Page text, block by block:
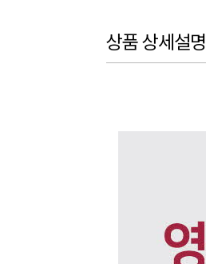
상품 상세설명